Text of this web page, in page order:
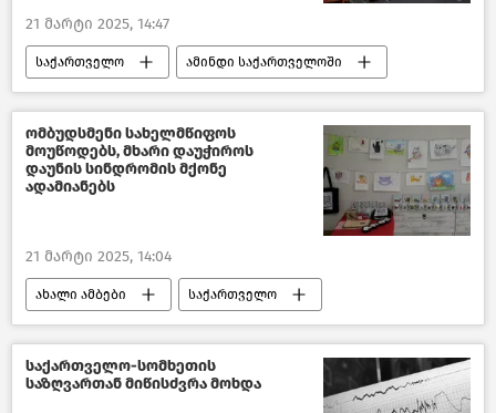
21 მარტი 2025, 14:47
საქართველო ამინდი საქართველოში
ომბუდსმენი სახელმწიფოს
მოუწოდებს, მხარი დაუჭიროს
დაუნის სინდრომის მქონე
ადამიანებს
21 მარტი 2025, 14:04
ახალი ამბები საქართველო
საზოგადოება
სოციალური სფერო საქართველოში
საქართველოს სახალხო დამცველი
საქართველო-სომხეთის
საზღვართან მიწისძვრა მოხდა